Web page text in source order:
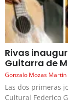
Rivas
Guitarra de
Gonzalo Mozas Martín
Las dos primeras
Cultural Federico